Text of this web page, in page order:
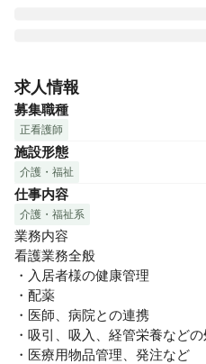
は　プライム市場上場の医療
ップヘルスケアホールディング
のコアカンパニーとして全国に
医療・保健・福祉・介護の分
ップを基本に、シップヘルスケ
融合し、全国７２か所の介護
営を通し、ライフケア事業を展
グリーンライフグループの介
のサービス」を提供します。
メディス藤岡では、入居者様
協力医療機関と連携して、緊
体制を整えています。
また入居者様が入居前と同じ
ーズにお応えしています。
求人情報
募集職種
正看護師
施設形態
介護・福祉
仕事内容
介護・福祉系
業務内容
看護業務全般
・入居者様の健康管理
・配薬
・医師、病院との連携
・吸引、吸入、経管栄養など
・医療用物品管理、発注など